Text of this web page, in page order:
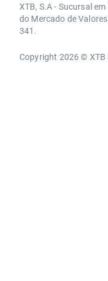
XTB, S.A - Sucursal
do Mercado de
341.
Copyright 2026 © XTB